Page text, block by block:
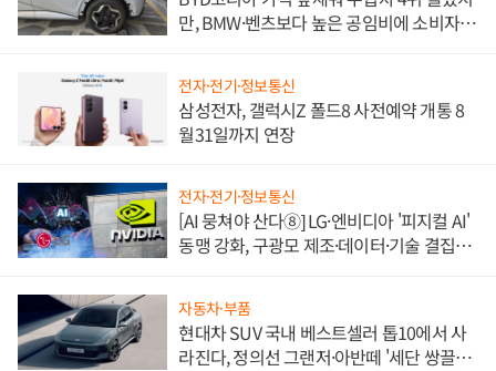
만, BMW·벤츠보다 높은 공임비에 소비자
전자·전기·정보통신
삼성전자, 갤럭시Z 폴드8 사전예약 개통 8
월31일까지 연장
전자·전기·정보통신
[AI 뭉쳐야 산다⑧] LG·엔비디아 '피지컬 AI'
동맹 강화, 구광모 제조·데이터·기술 결집
자동차·부품
현대차 SUV 국내 베스트셀러 톱10에서 사
라진다, 정의선 그랜저·아반떼 '세단 쌍끌